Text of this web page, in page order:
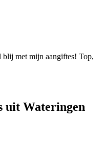
met mijn aangiftes! Top,
uit Wateringen